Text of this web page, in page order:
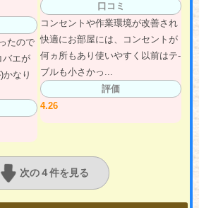
たので
バエが
なり
口コミ
コンセントや作業環境が改善され
快適にお部屋には、コンセントが
何ヵ所もあり使いやすく以前はテ-
ブルも小さかっ...
評価
4.26
次の４件を見る